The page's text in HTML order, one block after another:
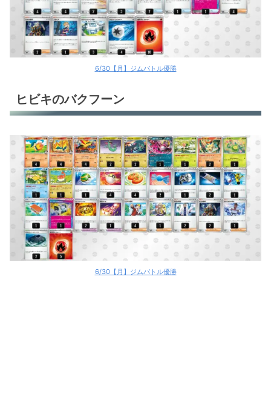
ブリジュラスex
ブリジュラスex
ホップのザシアンex
ブースターex
6/30【月】ジムバトル優勝
ヒビキのバクフーン
6/30【月】ジムバトル優勝